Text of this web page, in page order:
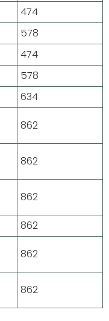
474
578
474
578
634
862
862
862
862
862
862